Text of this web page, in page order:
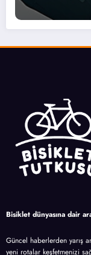
Bisiklet dünyasına dair
Güncel haberlerden yarış
yeni rotalar keşfetmenizi